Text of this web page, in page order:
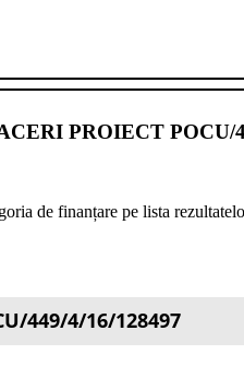
PROIECT POCU/
de finanțare pe lista
449/4/16/128497